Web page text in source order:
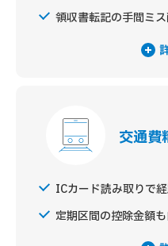
領収書転記の手間ミス
交通費
ICカード読み取りで
定期区間の控除金額も